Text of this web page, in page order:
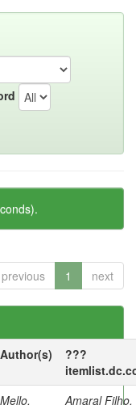
previous 1 next
Author(s)
???
Mello, Amaral